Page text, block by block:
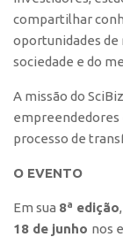
Polo
Polo
Polo
Polo
PGI-USP
compartilhar
oportunidades de
sociedade e do
A missão do
empreendedores
processo de
O EVENTO
Em sua 8ª edição,
18 de junho ​ nos